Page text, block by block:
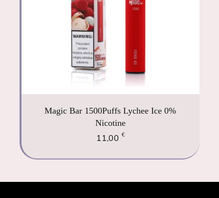
Magic Bar 1500Puffs Lychee Ice 0%
Nicotine
11,00 €